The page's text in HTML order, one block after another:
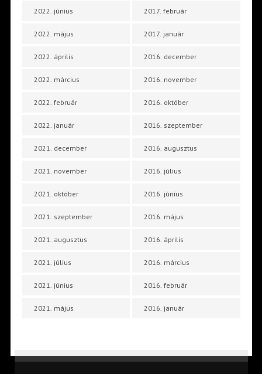
2022. június
2022. május
2022. április
2022. március
2022. február
2022. január
2021. december
2021. november
2021. október
2021. szeptember
2021. augusztus
2021. július
2021. június
2021. május
2017. február
2017. január
2016. december
2016. november
2016. október
2016. szeptember
2016. augusztus
2016. július
2016. június
2016. május
2016. április
2016. március
2016. február
2016. január